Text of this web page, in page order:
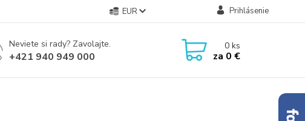
EUR Prihlásenie
Neviete si rady? Zavolajte.
+421 940 949 000
0ks
za 0 €